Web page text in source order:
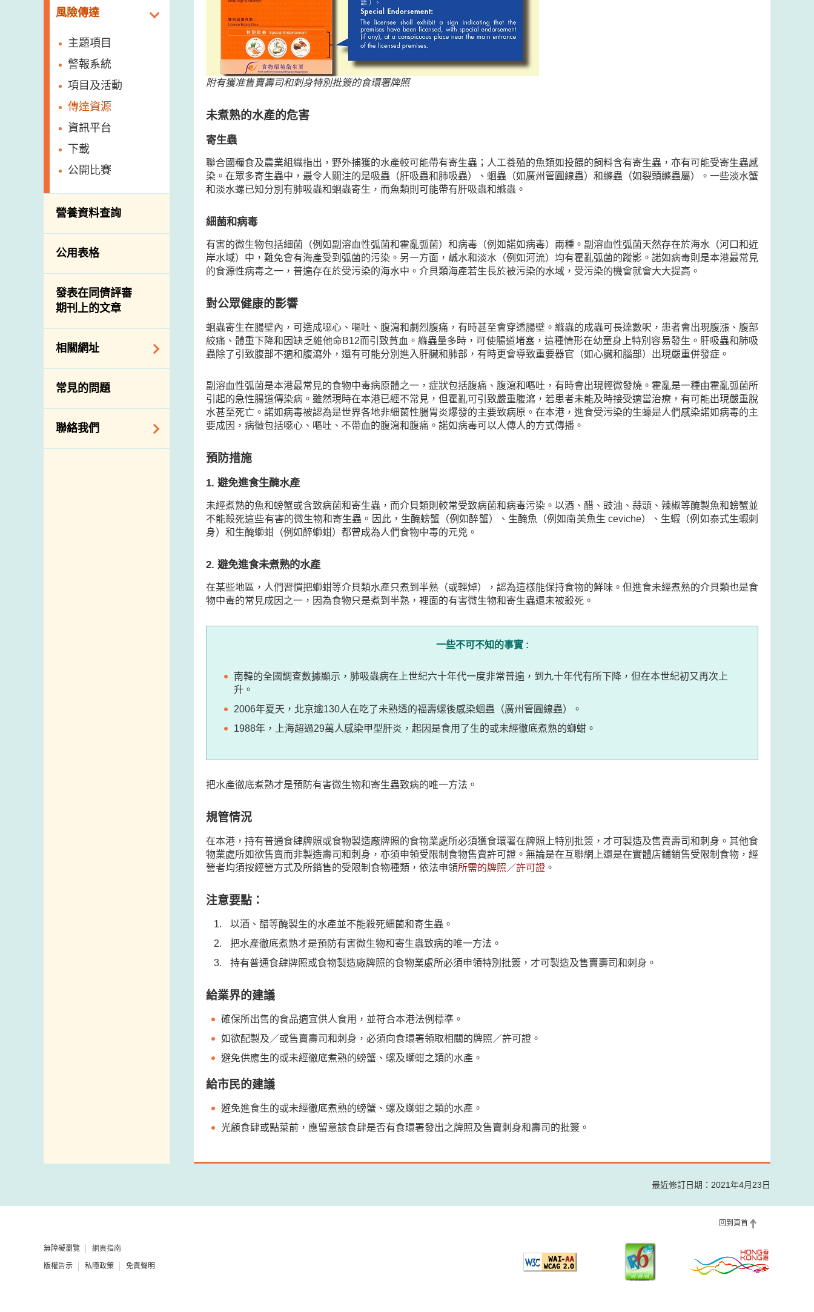
食物消費量調查
屠房及疾病監測
宰前檢驗
宰後檢驗
豬隻流感病毒監測
結果
屠房及肉類檢驗
風險傳達
主題項目
警報系統
項目及活動
傳達資源
資訊平台
下載
公開比賽
營養資料查詢
公用表格
發表在同儕評審
期刊上的文章
相關網址
相關政府部門／機
構
常見的問題
聯絡我們
附有獲准售賣壽司和刺身特別批簽的食環署牌照
未煮熟的水產的危害
寄生蟲
聯合國糧食及農業組織指出，野外捕獲的水產較可能帶有寄生蟲；人工養殖的魚類如投餵的飼料含有寄生蟲，亦有可能受寄生蟲感
染。在眾多寄生蟲中，最令人關注的是吸蟲（肝吸蟲和肺吸蟲）、蛔蟲（如廣州管圓線蟲）和縧蟲（如裂頭縧蟲屬）。一些淡水蟹
和淡水螺已知分別有肺吸蟲和蛔蟲寄生，而魚類則可能帶有肝吸蟲和縧蟲。
細菌和病毒
有害的微生物包括細菌（例如副溶血性弧菌和霍亂弧菌）和病毒（例如諾如病毒）兩種。副溶血性弧菌天然存在於海水（河口和近
岸水域）中，難免會有海產受到弧菌的污染。另一方面，鹹水和淡水（例如河流）均有霍亂弧菌的蹤影。諾如病毒則是本港最常見
的食源性病毒之一，普遍存在於受污染的海水中。介貝類海產若生長於被污染的水域，受污染的機會就會大大提高。
對公眾健康的影響
蛔蟲寄生在腸壁內，可造成噁心、嘔吐、腹瀉和劇烈腹痛，有時甚至會穿透腸壁。縧蟲的成蟲可長達數呎，患者會出現腹漲、腹部
絞痛、體重下降和因缺乏維他命B12而引致貧血。縧蟲量多時，可使腸道堵塞，這種情形在幼童身上特別容易發生。肝吸蟲和肺吸
蟲除了引致腹部不適和腹瀉外，還有可能分別進入肝臟和肺部，有時更會導致重要器官（如心臟和腦部）出現嚴重併發症。
副溶血性弧菌是本港最常見的食物中毒病原體之一，症狀包括腹痛、腹瀉和嘔吐，有時會出現輕微發燒。霍亂是一種由霍亂弧菌所
引起的急性腸道傳染病。雖然現時在本港已經不常見，但霍亂可引致嚴重腹瀉，若患者未能及時接受適當治療，有可能出現嚴重脫
水甚至死亡。諾如病毒被認為是世界各地非細菌性腸胃炎爆發的主要致病原。在本港，進食受污染的生蠔是人們感染諾如病毒的主
要成因，病徵包括噁心、嘔吐、不帶血的腹瀉和腹痛。諾如病毒可以人傳人的方式傳播。
預防措施
1. 避免進食生醃水產
未經煮熟的魚和螃蟹或含致病菌和寄生蟲，而介貝類則較常受致病菌和病毒污染。以酒、醋、豉油、蒜頭、辣椒等醃製魚和螃蟹並
不能殺死這些有害的微生物和寄生蟲。因此，生醃螃蟹（例如醉蟹）、生醃魚（例如南美魚生 ceviche）、生蝦（例如泰式生蝦刺
身）和生醃螄蚶（例如醉螄蚶）都曾成為人們食物中毒的元兇。
2. 避免進食未煮熟的水產
在某些地區，人們習慣把螄蚶等介貝類水產只煮到半熟（或輕焯），認為這樣能保持食物的鮮味。但進食未經煮熟的介貝類也是食
物中毒的常見成因之一，因為食物只是煮到半熟，裡面的有害微生物和寄生蟲還未被殺死。
一些不可不知的事實:
南韓的全國調查數據顯示，肺吸蟲病在上世紀六十年代一度非常普遍，到九十年代有所下降，但在本世紀初又再次上
升。
2006年夏天，北京逾130人在吃了未熟透的福壽螺後感染蛔蟲（廣州管圓線蟲）。
1988年，上海超過29萬人感染甲型肝炎，起因是食用了生的或未經徹底煮熟的螄蚶。
把水產徹底煮熟才是預防有害微生物和寄生蟲致病的唯一方法。
規管情況
在本港，持有普通食肆牌照或食物製造廠牌照的食物業處所必須獲食環署在牌照上特別批簽，才可製造及售賣壽司和刺身。其他食
物業處所如欲售賣而非製造壽司和刺身，亦須申領受限制食物售賣許可證。無論是在互聯網上還是在實體店鋪銷售受限制食物，經
營者均須按經營方式及所銷售的受限制食物種類，依法申領所需的牌照／許可證 。
注意要點：
以酒、醋等醃製生的水產並不能殺死細菌和寄生蟲。
把水產徹底煮熟才是預防有害微生物和寄生蟲致病的唯一方法。
持有普通食肆牌照或食物製造廠牌照的食物業處所必須申領特別批簽，才可製造及售賣壽司和刺身。
給業界的建議
確保所出售的食品適宜供人食用，並符合本港法例標準。
如欲配製及／或售賣壽司和刺身，必須向食環署領取相關的牌照／許可證。
避免供應生的或未經徹底煮熟的螃蟹、螺及螄蚶之類的水產。
給市民的建議
避免進食生的或未經徹底煮熟的螃蟹、螺及螄蚶之類的水產。
光顧食肆或點菜前，應留意該食肆是否有食環署發出之牌照及售賣刺身和壽司的批簽。
最近修訂日期：2021年4月23日
回到頁首
無障礙瀏覽 網頁指南
版權告示 私隱政策 免責聲明